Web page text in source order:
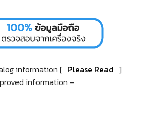
information [ Please Read ]
information -